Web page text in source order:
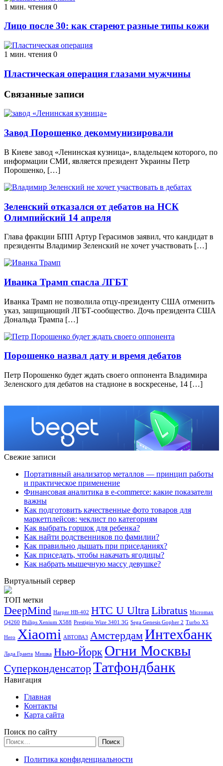
1 мин. чтения 0
Лицо после 30: как стареют разные типы кожи
1 мин. чтения 0
Пластическая операция глазами мужчины
Связанные записи
Завод Порошенко декоммунизировали
В Киеве завод «Ленинская кузница», владельцем которого, по
информации СМИ, является президент Украины Петр
Порошенко, […]
Зеленский отказался от дебатов на НСК
Олимпийский 14 апреля
Глава фракции БПП Артур Герасимов заявил, что кандидат в
президенты Владимир Зеленский не хочет участвовать […]
Иванка Трамп спасла ЛГБТ
Иванка Трамп не позволила отцу-президенту США отменить
указ, защищающий ЛГБТ-сообщество. Дочь президента США
Дональда Трампа […]
Порошенко назвал дату и время дебатов
Петр Порошенко будет ждать своего оппонента Владимира
Зеленского для дебатов на стадионе в воскресенье, 14 […]
Свежие записи
Портативный анализатор металлов — принцип работы
и практическое применение
Финансовая аналитика в e-commerce: какие показатели
важны
Как подготовить качественные фото товаров для
маркетплейсов: чеклист по категориям
Как выбрать горшок для ребенка?
Как найти родственников по фамилии?
Как правильно дышать при приседаниях?
Как приседать, чтобы накачать ягодицы?
Как набрать мышечную массу девушке?
Виртуальный сервер
ТОП метки
DeepMind Harper HB-402 HTC U UltraLibratus Micromax
Q4260 Philips Xenium X588 Prestigio Wize 3401 3G Sega Genesis Gopher 2 Turbo X5
Hero Xiaomi АВТОВАЗ АмстердамИнтехбанк
Лада Гранта Мишка Нью-Йорк Огни Москвы
СуперконденсаторТатфондбанк
Навигация
Главная
Контакты
Карта сайта
Поиск по сайту
Найти:
Политика конфиденциальности